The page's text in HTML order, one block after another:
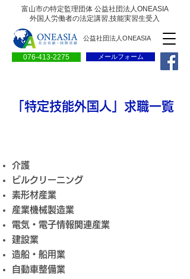
富山市の特定監理団体 公益社団法人ONEASIA
外国人労働者の法定講習,技能実習生受入
076-413-2275
公益社団法人ONEASIA
メールフォーム
「特定技能外国人」求職一覧
介護
ビルクリーニング
素形材産業
産業機械製造業
電気・電子情報関連産業
建設業
造船・船用業
自動車整備業